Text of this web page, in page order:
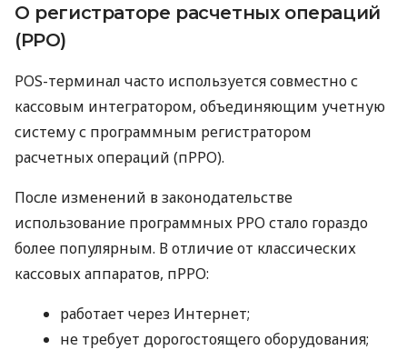
О регистраторе расчетных операций
(РРО)
POS-терминал часто используется совместно с
кассовым интегратором, объединяющим учетную
систему с программным регистратором
расчетных операций (пРРО).
После изменений в законодательстве
использование программных РРО стало гораздо
более популярным. В отличие от классических
кассовых аппаратов, пРРО:
работает через Интернет;
не требует дорогостоящего оборудования;